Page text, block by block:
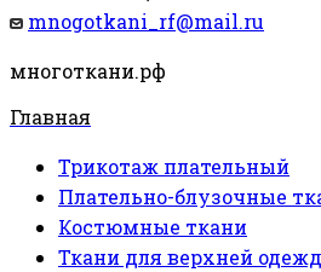
mnogotkani_rf@mail.ru
многоткани.рф
Главная
Трикотаж плательный
Плательно-блузочные
Костюмные ткани
Ткани для верхней